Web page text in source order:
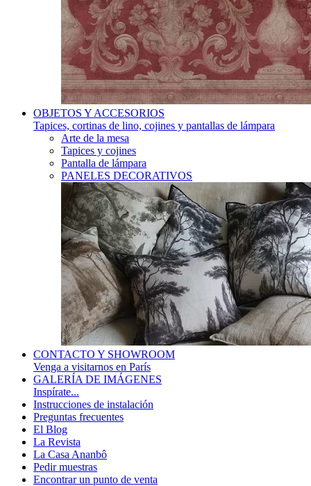
OBJETOS Y ACCESORIOS
Tapices, cortinas de lino, cojines y pantallas de lámpara
Arte de la mesa
Tapices y cojines
Pantalla de lámpara
PANELES DECORATIVOS
CONTACTO Y SHOWROOM
Venga a visitarnos en París
GALERÍA DE IMÁGENES
Inspírate...
Instrucciones de instalación
Preguntas frecuentes
El Blog
La Revista
La Casa Ananbô
Pedir muestras
Encontrar un punto de venta